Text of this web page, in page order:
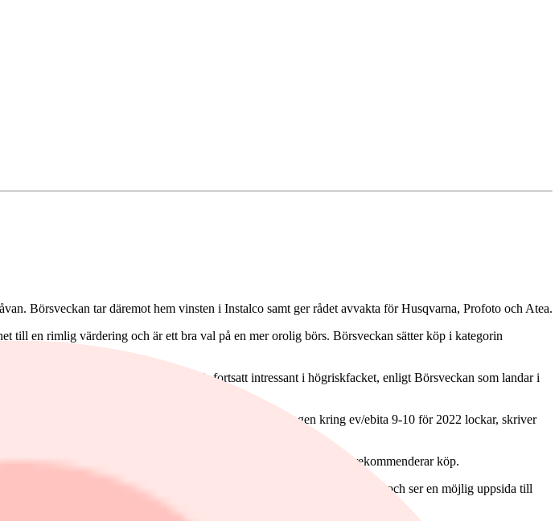
Börsveckan tar däremot hem vinsten i Instalco samt ger rådet avvakta för Husqvarna, Profoto och Atea.
till en rimlig värdering och är ett bra val på en mer orolig börs. Börsveckan sätter köp i kategorin
starkt sedan noteringen i juni men är fortsatt intressant i högriskfacket, enligt Börsveckan som landar i
och en klen organisk tillväxt är negativt men värderingen kring ev/ebita 9-10 för 2022 lockar, skriver
kan vara aktiens största förtjänst, skriver Börsveckan och rekommenderar köp.
Börsveckan bedömer att aktien kan slå index det kommande året och ser en möjlig uppsida till